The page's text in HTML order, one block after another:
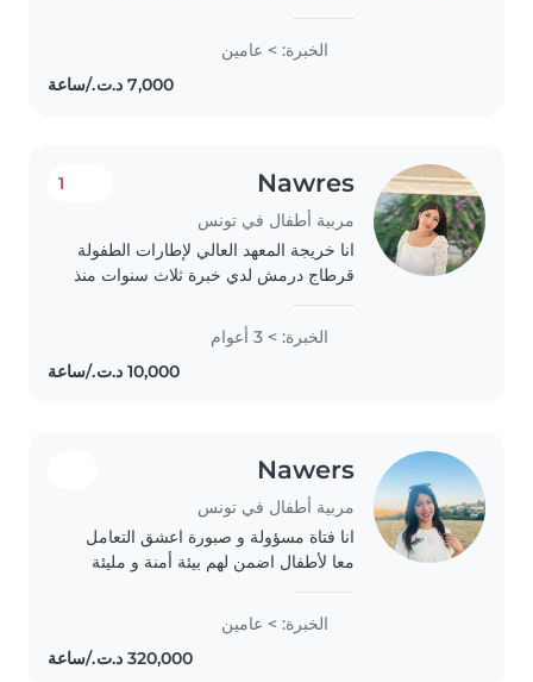
sérieuse et passionnée par le
monde des enfants. J'ai une
solide expérience dans la garde
الخبرة: > عامين
Nawres
مربية أطفال في تونس
1
انا خريجة المعهد العالي لإطارات الطفولة
قرطاج درمش لدي خبرة ثلاث سنوات منذ
اعمل في رعاية الأطفال نوادي /مركبات
ايضا قمت برعاية ابنة عمي في كل صيف..
الخبرة: > 3 أعوام
Nawers
مربية أطفال في تونس
انا فتاة مسؤولة و صبورة اعشق التعامل
معا لأطفال اضمن لهم بيئة أمنة و مليئة
ايضا في لألعاب التعليمية ولأنشطة..
الخبرة: > عامين